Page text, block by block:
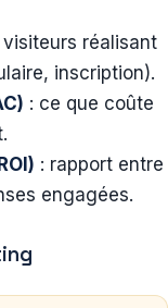
réalisant
inscription).
: ce que coûte
: rapport entre
engagées.